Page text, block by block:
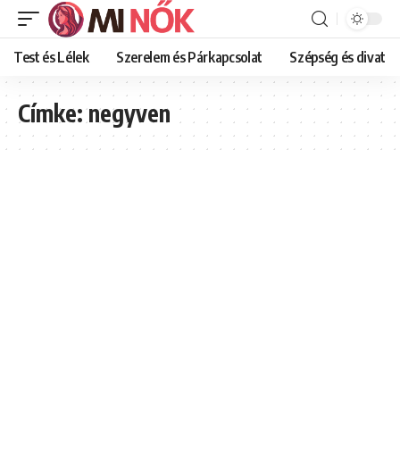
Test és Lélek Szerelem és Párkapcsolat Szépség és divat
Címke:negyven